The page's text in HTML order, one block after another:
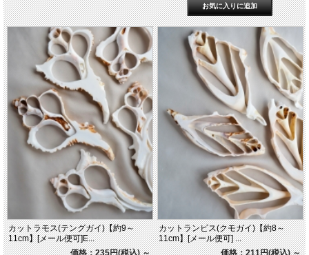
カットラモス(テングガイ)【約9～
11cm】[メール便可]E...
カットランビス(クモガイ)【約8～
11cm】[メール便可] ...